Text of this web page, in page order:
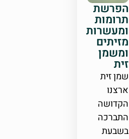
הפרשת
תרומות
ומעשרות
מזיתים
ומשמן
זית
שמן זית
ארצנו
הקדושה
התברכה
בשבעת